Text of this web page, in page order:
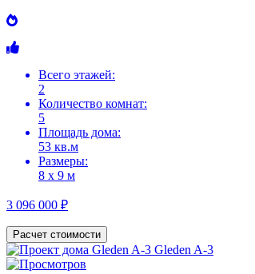
Всего этажей:
2
Количество комнат:
5
Площадь дома:
53 кв.м
Размеры:
8 х 9 м
3 096 000 ₽
Расчет стоимости